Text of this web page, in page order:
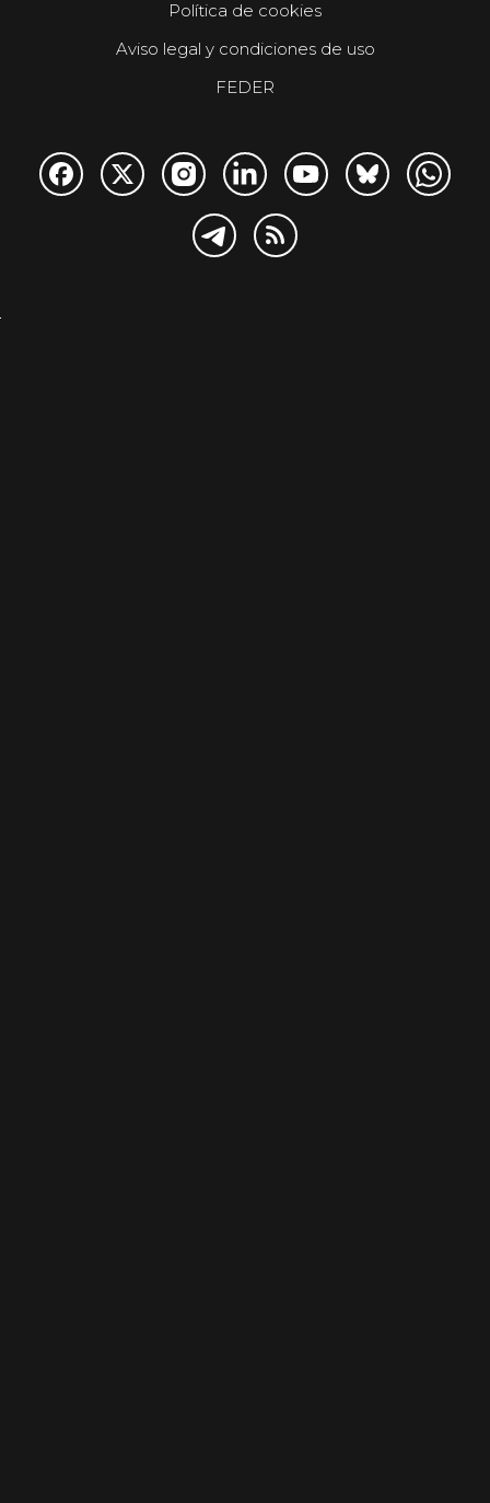
Política de cookies
Aviso legal y condiciones de uso
FEDER